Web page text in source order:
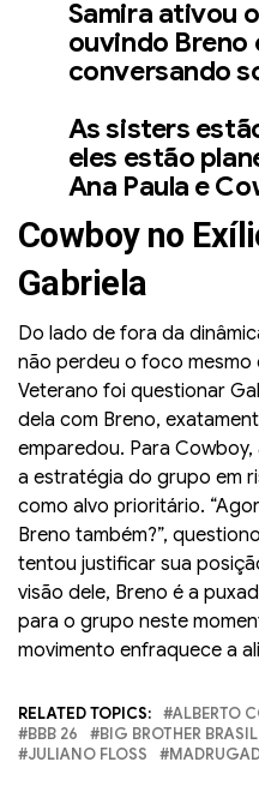
Samira ativou
ouvindo Breno
conversando
As sisters
eles estão
Ana Paula e
Paredão.
Cowboy no
Gabriela
Do lado de fora da
não perdeu o foco mesmo
Veterano foi questionar
dela com Breno,
emparedou. Para
a estratégia do grupo em
como alvo prioritário.
Breno também?”,
tentou justificar sua
visão dele, Breno é a
para o grupo neste
movimento enfraquece a
RELATED TOPICS: ALBERTO
BBB 26
BIG BROTHER BRASIL
JULIANO FLOSS